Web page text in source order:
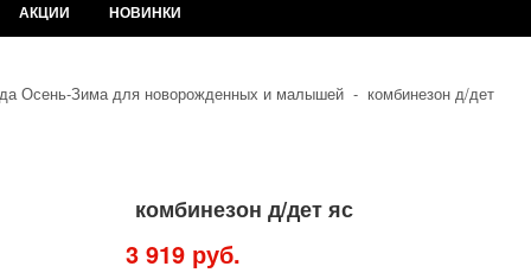
АКЦИИ НОВИНКИ
Осень-Зима для новорожденных и малышей - комбинезон д/дет
комбинезон д/дет яс
3 919 руб.